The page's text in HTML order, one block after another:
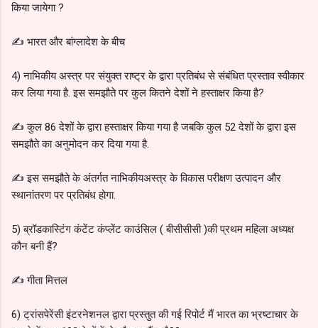
किया जायेगा ?
✍️ भारत और बांग्लादेश के बीच
4) नाभिकीय अस्त्र पर संयुक्त राष्ट्र के द्वारा प्रतिबंध से संबंधित प्रस्ताव स्वीकार
कर लिया गया है. इस समझौते पर कुल कितने देशों ने हस्ताक्षर किया है?
✍️ कुल 86 देशों के द्वारा हस्ताक्षर किया गया है जबकि कुल 52 देशों के द्वारा इस
समझौते का अनुमोदन कर दिया गया है.
✍️ इस समझौते के अंतर्गत नाभिकीयअस्त्र के विकास परीक्षण उत्पादन और
स्थानांतरण पर प्रतिबंध होगा.
5) ब्रॉडकास्टिंग कंटेंट कंप्लेंट काउंसिल ( बीसीसीसी )की प्रथम महिला अध्यक्ष
कौन बनी हैं?
✍️ गीता मित्तल
6) ट्रांसपेरेंसी इंटरनेशनल द्वारा प्रस्तुत की गई रिपोर्ट मैं भारत का भ्रष्टाचार के